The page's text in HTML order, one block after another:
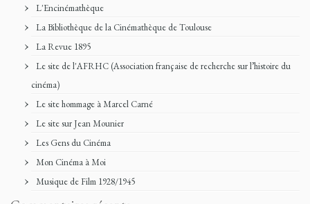
L'Encinémathèque
La Bibliothèque de la Cinémathèque de Toulouse
La Revue 1895
Le site de l'AFRHC (Association française de recherche sur l’histoire du
cinéma)
Le site hommage à Marcel Carné
Le site sur Jean Mounier
Les Gens du Cinéma
Mon Cinéma à Moi
Musique de Film 1928/1945